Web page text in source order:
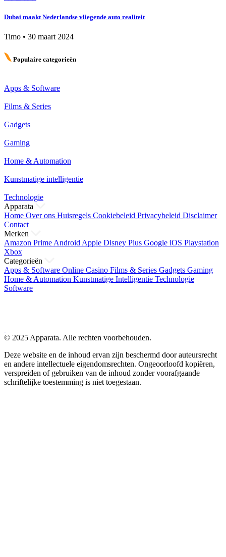
Dubai maakt Nederlandse vliegende auto realiteit
Timo • 30 maart 2024
Populaire categorieën
Apps & Software
Films & Series
Gadgets
Gaming
Home & Automation
Kunstmatige intelligentie
Technologie
Apparata
Home Over ons Huisregels Cookiebeleid Privacybeleid Disclaimer
Contact
Merken
Amazon PrimeAndroidApple Disney Plus Google iOS Playstation
Xbox
Categorieën
Apps & Software Online Casino Films & Series Gadgets Gaming
Home & Automation Kunstmatige Intelligentie Technologie
Software
© 2025 Apparata. Alle rechten voorbehouden.
Deze website en de inhoud ervan zijn beschermd door auteursrecht
en andere intellectuele eigendomsrechten. Ongeoorloofd kopiëren,
verspreiden of gebruiken van de inhoud zonder voorafgaande
schriftelijke toestemming is niet toegestaan.